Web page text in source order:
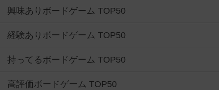
興味ありボードゲーム TOP50
経験ありボードゲーム TOP50
持ってるボードゲーム TOP50
高評価ボードゲーム TOP50